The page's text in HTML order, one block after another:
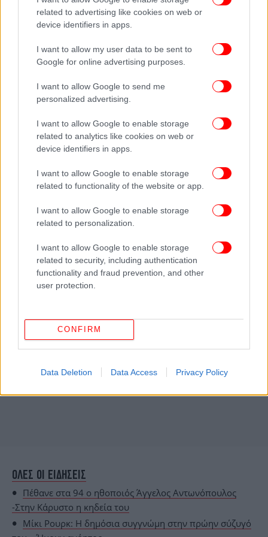
related to advertising like cookies on web or
device identifiers in apps.
I want to allow my user data to be sent to
Google for online advertising purposes.
I want to allow Google to send me
personalized advertising.
I want to allow Google to enable storage
related to analytics like cookies on web or
device identifiers in apps.
I want to allow Google to enable storage
related to functionality of the website or app.
I want to allow Google to enable storage
related to personalization.
I want to allow Google to enable storage
related to security, including authentication
functionality and fraud prevention, and other
user protection.
CONFIRM
Data Deletion Data Access Privacy Policy
σκεφτόμουν: “Τα έκανα χάλια… Φαίνομαι σαν
τρελή”. Ήμουν στο πάτωμα για κάτι που μου
φάνηκε σαν μία ώρα. Πιθανότατα ήταν ένα
δευτερόλεπτο, και ξαφνικά εκείνος άρχισε να
γελάει, και μετά άρχισαν να γελούν όλοι».
ΟΛΕΣ ΟΙ ΕΙΔΗΣΕΙΣ
Πέθανε στα 94 ο ηθοποιός Άγγελος Αντωνόπουλος
-Στην Κάρυστο η κηδεία του
Μίκι Ρουρκ: Η δημόσια συγγνώμη στην πρώην σύζυγό